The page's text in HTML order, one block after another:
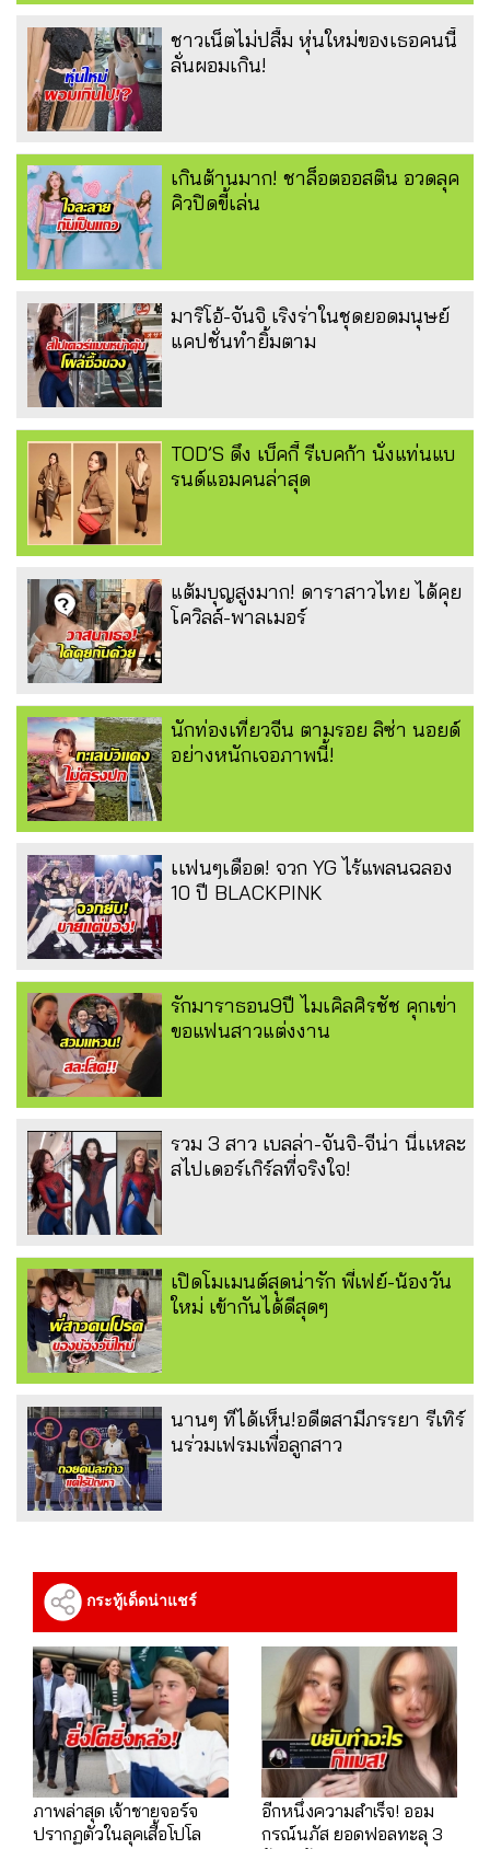
ชาวเน็ตไม่ปลื้ม หุ่นใหม่ของเธอคนนี้
ลั่นผอมเกิน!
เกินต้านมาก! ชาล็อตออสติน อวดลุค
คิวปิดขี้เล่น
มาริโอ้-จันจิ เริงร่าในชุดยอดมนุษย์
แคปชั่นทำยิ้มตาม
TOD’S ดึง เบ็คกี้ รีเบคก้า นั่งแท่นแบ
รนด์แอมคนล่าสุด
แต้มบุญสูงมาก! ดาราสาวไทย ได้คุย
โควิลล์-พาลเมอร์
นักท่องเที่ยวจีน ตามรอย ลิซ่า นอยด์
อย่างหนักเจอภาพนี้!
เเฟนๆเดือด! จวก YG ไร้แพลนฉลอง
10 ปี BLACKPINK
รักมาราธอน9ปี ไมเคิลศิรชัช คุกเข่า
ขอแฟนสาวแต่งงาน
รวม 3 สาว เบลล่า-จันจิ-จีน่า นี่เเหละ
สไปเดอร์เกิร์ลที่จริงใจ!
เปิดโมเมนต์สุดน่ารัก พี่เฟย์-น้องวัน
ใหม่ เข้ากันได้ดีสุดๆ
นานๆ ทีได้เห็น!อดีตสามีภรรยา รีเทิร์
นร่วมเฟรมเพื่อลูกสาว
กระทู้เด็ดน่าแชร์
ภาพล่าสุด เจ้าชายจอร์จ
ปรากฏตัวในลุคเสื้อโปโล
อีกหนึ่งความสำเร็จ! ออม
กรณ์นภัส ยอดฟอลทะลุ 3